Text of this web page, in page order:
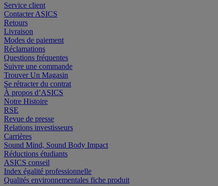
Service client
Contacter ASICS
Retours
Livraison
Modes de paiement
Réclamations
Questions fréquentes
Suivre une commande
Trouver Un Magasin
Se rétracter du contrat
À propos d’ASICS
Notre Histoire
RSE
Revue de presse
Relations investisseurs
Carrières
Sound Mind, Sound Body Impact
Réductions étudiants
ASICS conseil
Index égalité professionnelle
Qualités environnementales fiche produit